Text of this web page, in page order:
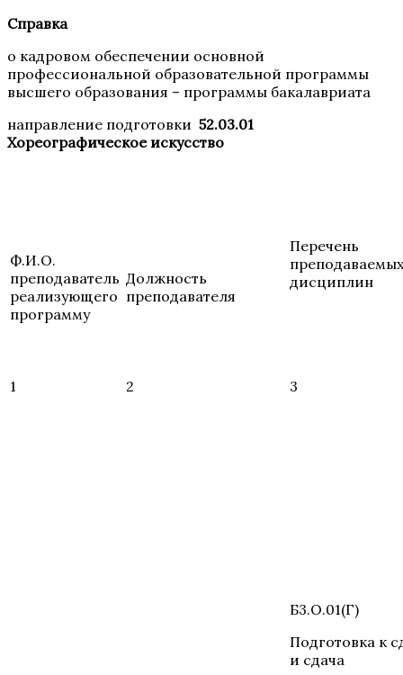
Справка
о кадровом обеспечении основной
профессиональной образовательной программы
высшего образования – программы бакалавриата
направление подготовки 52.03.01
Хореографическое искусство
Ф.И.О.
преподаватель
реализующего
программу
Должность
преподавателя
Перечень
преподаваемых
дисциплин
1 2 3
Б3.О.01(Г)
Подготовка к
и сдача